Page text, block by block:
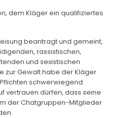
dem Kläger ein qualifiziertes
beantragt und gemeint,
rassistischen,
und sexistischen
zur Gewalt habe der Kläger
schwerwiegend
vertrauen dürfen, dass seine
der Chatgruppen-Mitglieder